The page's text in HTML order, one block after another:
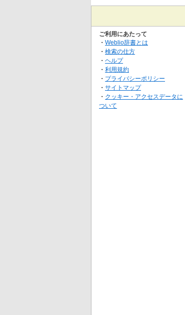
ご利用にあたって
・ Weblio辞書とは
・ 検索の仕方
・ ヘルプ
・ 利用規約
・ プライバシーポリシー
・ サイトマップ
・ クッキー・アクセスデータに
ついて